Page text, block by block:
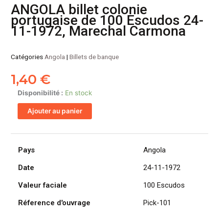
ANGOLA billet colonie
portugaise de 100 Escudos 24-
11-1972, Marechal Carmona
Catégories Angola |Billets de banque
1,40€
Disponibilité : En stock
quantité
de
ANGOLA
colonie
portugaise
100
24-
11-
Ajouter au panier
Pays
Angola
Date
24-11-1972
Valeur faciale
100 Escudos
Réference d'ouvrage
Pick-101